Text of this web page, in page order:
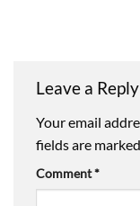
Leave a Reply
Your email
fields are marked
Comment*